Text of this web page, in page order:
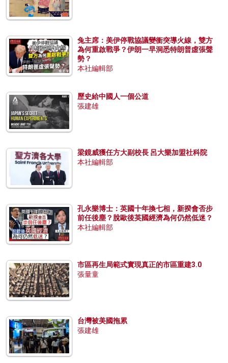
兔主席：美伊停戰協議變衝突導火線，雙方
為何重啟戰爭？伊朗一早洞悉特朗普虛張聲
勢？
本社編輯部
歷史給中國人一個公道
張建雄
梁鏡威獲任方大副校長 呂大樂加盟社科院
本社編輯部
孔永樂博士：英國十年換七相，新揆會否步
前任後塵？脫歐後英國經濟為何仍然低迷？
本社編輯部
市區再生局範式實現真正的市區重建3.0
張量童
台灣被美國拖累
張建雄